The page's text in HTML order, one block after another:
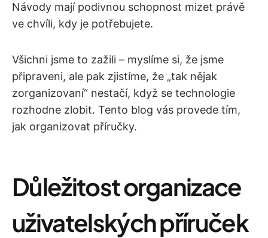
Návody mají podivnou schopnost mizet právě
ve chvíli, kdy je potřebujete.
Všichni jsme to zažili – myslíme si, že jsme
připraveni, ale pak zjistíme, že „tak nějak
zorganizovaní“ nestačí, když se technologie
rozhodne zlobit. Tento blog vás provede tím,
jak organizovat příručky.
Důležitost organizace
uživatelských příruček